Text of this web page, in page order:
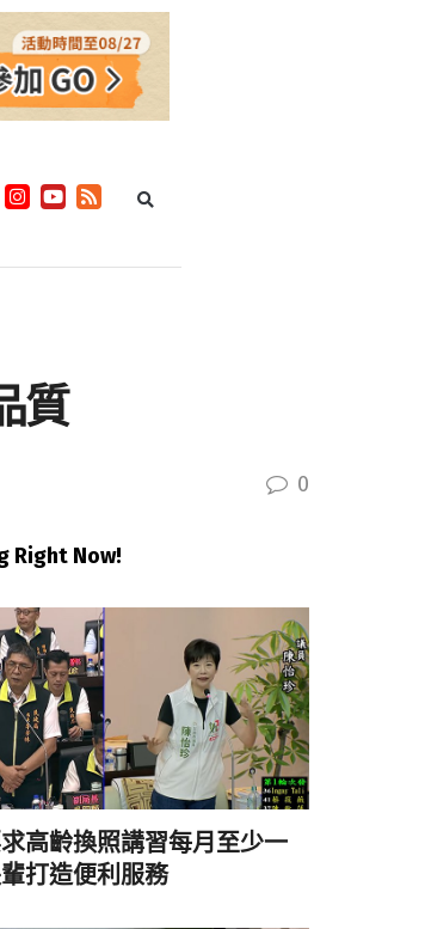
質
0
Right Now!
高齡換照講習每月至少一
打造便利服務